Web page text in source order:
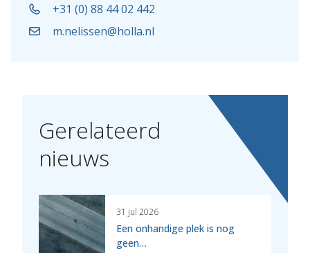
+31 (0) 88 44 02 442
m.nelissen@holla.nl
Gerelateerd
nieuws
31 jul 2026
Een onhandige plek is nog
geen…